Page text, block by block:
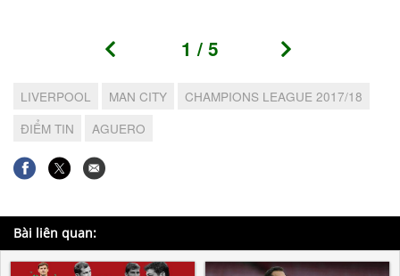
1 / 5
LIVERPOOL MAN CITY
CHAMPIONS LEAGUE 2017/18
ĐIỂM TIN
AGUERO
Bài liên quan: